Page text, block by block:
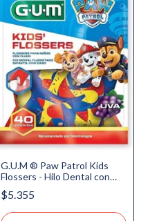
G.U.M ® Paw Patrol Kids
Flossers - Hilo Dental con
Mango para niños +3 años,
40u. - NUEVO!
$5.355